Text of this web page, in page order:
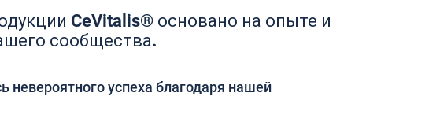
CeVitalis® основано на опыте и
сообщества.
успеха благодаря нашей